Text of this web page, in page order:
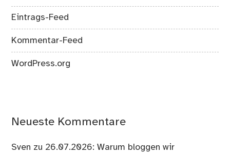
Eintrags-Feed
Kommentar-Feed
WordPress.org
Neueste Kommentare
Sven zu 26.07.2026: Warum bloggen wir